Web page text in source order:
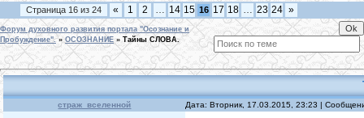
Страница 16 из 24 « 1 2 … 14 15 16 17 18 … 23 24 »
Форум духовного развития портала "Осознание и
Пробуждение". » ОСОЗНАНИЕ » Тайны СЛОВА.
страж_вселенной Дата: Вторник, 17.03.2015, 23:23 |